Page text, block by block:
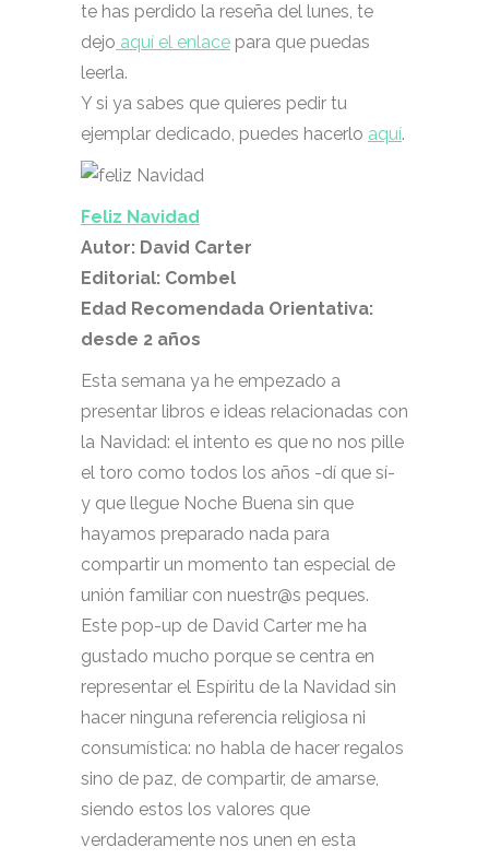
te has perdido la reseña del lunes, te
dejo aquí el enlace para que puedas
leerla.
Y si ya sabes que quieres pedir tu
ejemplar dedicado, puedes hacerlo aquí.
Feliz Navidad
Autor: David Carter
Editorial: Combel
Edad Recomendada Orientativa:
desde 2 años
Esta semana ya he empezado a
presentar libros e ideas relacionadas con
la Navidad: el intento es que no nos pille
el toro como todos los años -dí que sí-
y que llegue Noche Buena sin que
hayamos preparado nada para
compartir un momento tan especial de
unión familiar con nuestr@s peques.
Este pop-up de David Carter me ha
gustado mucho porque se centra en
representar el Espíritu de la Navidad sin
hacer ninguna referencia religiosa ni
consumística: no habla de hacer regalos
sino de paz, de compartir, de amarse,
siendo estos los valores que
verdaderamente nos unen en esta